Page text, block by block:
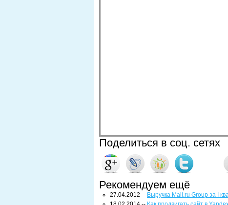
Поделиться в соц. сетях
Рекомендуем ещё
27.04.2012 -- Выручка Mail.ru Group за I